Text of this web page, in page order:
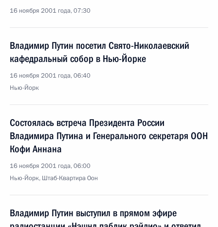
16 ноября 2001 года, 07:30
Владимир Путин посетил Свято-Николаевский
кафедральный собор в Нью-Йорке
16 ноября 2001 года, 06:40
Нью-Йорк
Состоялась встреча Президента России
Владимира Путина и Генерального секретаря ООН
Кофи Аннана
16 ноября 2001 года, 06:00
Нью-Йорк, Штаб-Квартира Оон
Владимир Путин выступил в прямом эфире